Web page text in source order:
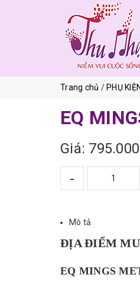
Trang chủ PHỤ KIỆN
EQ
Giá:
-
Mô tả
ĐỊA ĐIỂM
EQ MINGS